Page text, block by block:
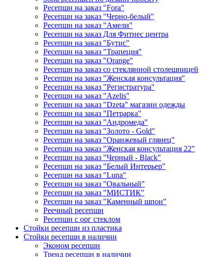
Ресепшн на заказ "Fora"
Ресепшн на заказ "Черно-белый"
Ресепшн на заказ "Амели"
Ресепшн на заказ Для Фитнес центра
Ресепшн на заказ "Бутис"
Ресепшн на заказ "Трапеция"
Ресепшн на заказ "Orange"
Ресепшн на заказ со стеклянной столешницей
Ресепшн на заказ "Женская консультация"
Ресепшн на заказ "Регистратура"
Ресепшн на заказ "Azelis"
Ресепшн на заказ "Dzeta" магазин одежды
Ресепшн на заказ "Петрарка"
Ресепшн на заказ "Андромеда"
Ресепшн на заказ "Золото - Gold"
Ресепшн на заказ "Оранжевый глянец"
Ресепшн на заказ "Женская консультация 22"
Ресепшн на заказ "Черный - Black"
Ресепшн на заказ "Белый Интерьер"
Ресепшн на заказ "Luna"
Ресепшн на заказ "Овальный"
Ресепшн на заказ "МИСТИК"
Ресепшн на заказ "Каменный шпон"
Реечный ресепшн
Ресепшн с орг стеклом
Стойки ресепшн из пластика
Стойки ресепшн в наличии
Эконом ресепшн
Тренд ресепшн в наличии